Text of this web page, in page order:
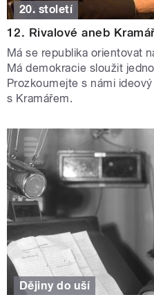
20. století
12. Rivalové aneb
Má se republika orientovat
Má demokracie sloužit
Prozkoumejte s námi
s Kramářem.
Dějiny do uší